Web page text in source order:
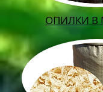
ОПИЛКИ В